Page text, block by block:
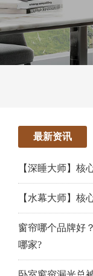
最新资讯
【深睡大师】核
【水幕大师】核
窗帘哪个品牌好
哪家?